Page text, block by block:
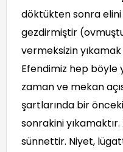
döktükten sonra
gezdirmiştir
vermeksizin
Efendimiz hep böyle
zaman ve mekan
şartlarında bir
sonrakini
sünnettir. Niyet,